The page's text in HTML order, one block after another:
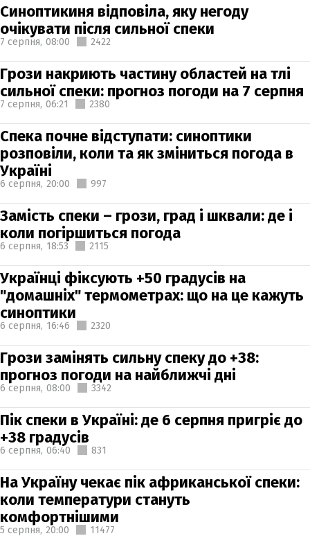
Синоптикиня відповіла, яку негоду
очікувати після сильної спеки
7 серпня, 08:00 2422
Грози накриють частину областей на тлі
сильної спеки: прогноз погоди на 7 серпня
7 серпня, 06:21 2380
Спека почне відступати: синоптики
розповіли, коли та як зміниться погода в
Україні
6 серпня, 20:00 997
Замість спеки – грози, град і шквали: де і
коли погіршиться погода
6 серпня, 18:53 2115
Українці фіксують +50 градусів на
"домашніх" термометрах: що на це кажуть
синоптики
6 серпня, 16:46 2320
Грози замінять сильну спеку до +38:
прогноз погоди на найближчі дні
6 серпня, 08:00 3342
Пік спеки в Україні: де 6 серпня пригріє до
+38 градусів
6 серпня, 06:40 831
На Україну чекає пік африканської спеки:
коли температури стануть
комфортнішими
5 серпня, 20:00 11477